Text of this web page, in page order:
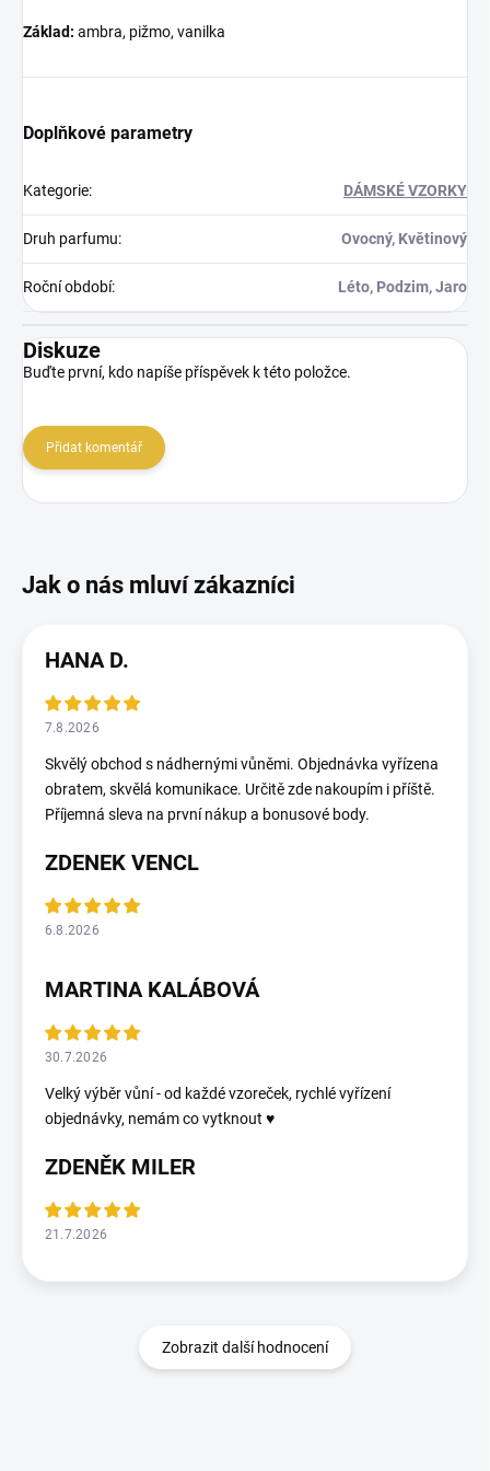
Základ: ambra, pižmo, vanilka
Doplňkové parametry
Kategorie: DÁMSKÉ VZORKY
Druh parfumu: Ovocný, Květinový
Roční období: Léto, Podzim, Jaro
Diskuze
Buďte první, kdo napíše příspěvek k této položce.
Přidat komentář
HANA D.
7.8.2026
Skvělý obchod s nádhernými vůněmi. Objednávka vyřízena
obratem, skvělá komunikace. Určitě zde nakoupím i příště.
Příjemná sleva na první nákup a bonusové body.
ZDENEK VENCL
6.8.2026
MARTINA KALÁBOVÁ
30.7.2026
Velký výběr vůní - od každé vzoreček, rychlé vyřízení
objednávky, nemám co vytknout ♥️
ZDENĚK MILER
21.7.2026
Zobrazit další hodnocení